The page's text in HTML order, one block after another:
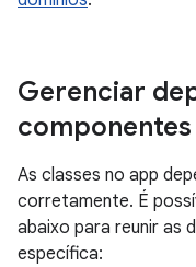
Gerenciar
componentes
As classes no app
corretamente. É
abaixo para reunir as
específica: